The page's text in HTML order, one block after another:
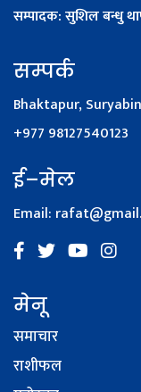
सम्पादक: सुशिल बन्धु
सम्पर्क
Bhaktapur,
+977 98127540123
ई–मेल
Email:
मेनू
समाचार
राशीफल